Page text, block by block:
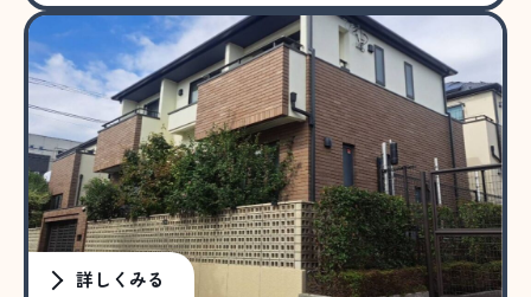
詳しくみる